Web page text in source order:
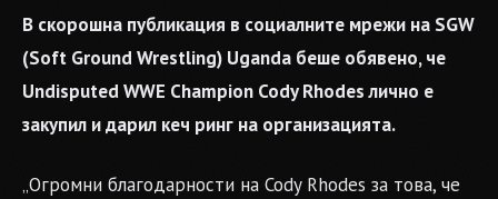
В скорошна публикация в социалните мрежи на SGW
(Soft Ground Wrestling) Uganda беше обявено, че
Undisputed WWE Champion Cody Rhodes лично е
закупил и дарил кеч ринг на организацията.
„Огромни благодарности на Cody Rhodes за това, че